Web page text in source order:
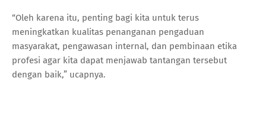
“Oleh karena itu, penting bagi kita untuk terus
meningkatkan kualitas penanganan pengaduan
masyarakat, pengawasan internal, dan pembinaan etika
profesi agar kita dapat menjawab tantangan tersebut
dengan baik,” ucapnya.